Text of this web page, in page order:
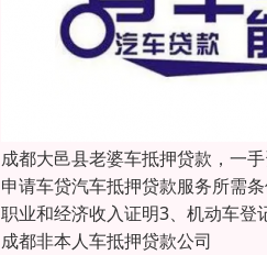
成都大邑县老婆车抵押贷款，一
申请车贷汽车抵押贷款服务所需
职业和经济收入证明3、机动车登
成都非本人车抵押贷款公司